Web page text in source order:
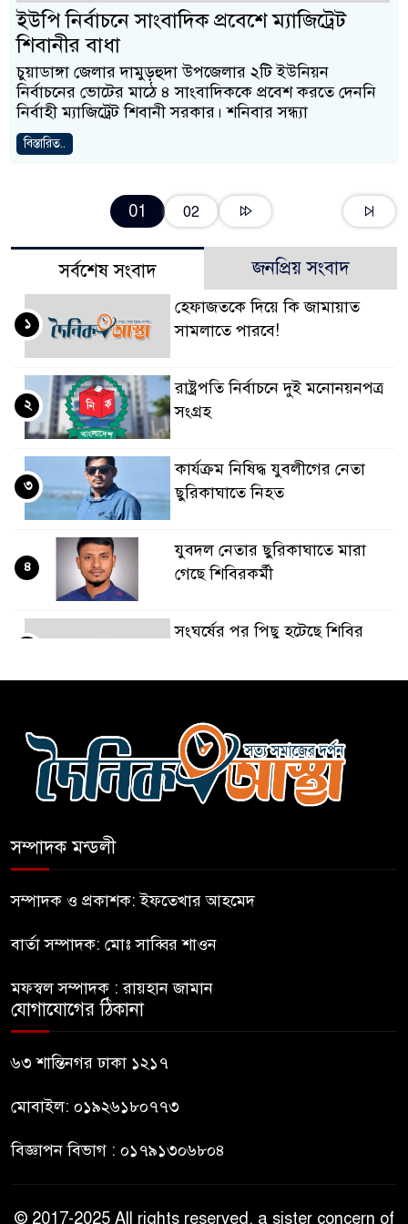
ইউপি নির্বাচনে সাংবাদিক প্রবেশে ম্যাজিট্রেট
শিবানীর বাধা
চুয়াডাঙ্গা জেলার দামুড়হুদা উপজেলার ২টি ইউনিয়ন
নির্বাচনের ভোটের মাঠে ৪ সাংবাদিককে প্রবেশ করতে দেননি
নির্বাহী ম্যাজিট্রেট শিবানী সরকার। শনিবার সন্ধ্যা
বিস্তারিত..
01 02
সর্বশেষ সংবাদ জনপ্রিয় সংবাদ
হেফাজতকে দিয়ে কি জামায়াত
সামলাতে পারবে!
১
রাষ্ট্রপতি নির্বাচনে দুই মনোনয়নপত্র
সংগ্রহ
২
কার্যক্রম নিষিদ্ধ যুবলীগের নেতা
ছুরিকাঘাতে নিহত
৩
যুবদল নেতার ছুরিকাঘাতে মারা
গেছে শিবিরকর্মী
৪
সংঘর্ষের পর পিছু হটেছে শিবির
অবস্থানে আছে ছাত্রদল
৬
হযরত শাহজালাল বিমানবন্দরে
কিশোর
ভারত থেকে আসছে ২ দশমিক ৩
মেট্রিক টন টিয়ার শেল
সম্পাদক মন্ডলী
সম্পাদক ও প্রকাশক: ইফতেখার আহমেদ
বার্তা সম্পাদক: মোঃ সাব্বির শাওন
মফস্বল সম্পাদক : রায়হান জামান
যোগাযোগের ঠিকানা
৬৩ শান্তিনগর ঢাকা ১২১৭
মোবাইল: ০১৯২৬১৮০৭৭৩
বিজ্ঞাপন বিভাগ : ০১৭৯১৩০৬৮০৪
© 2017-2025 All rights reserved, a sister concern of